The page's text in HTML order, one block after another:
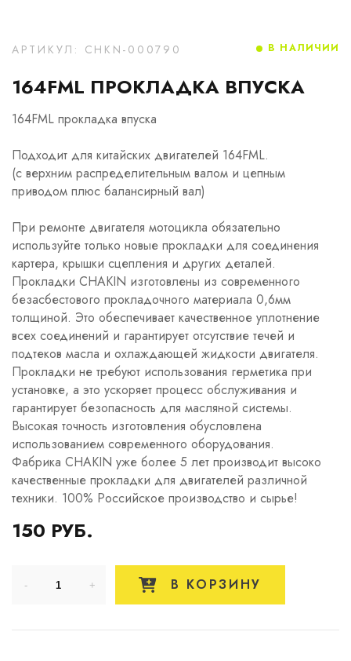
АРТИКУЛ: CHKN-000790
164FML ПРОКЛАДКА ВПУСКА
164FML прокладка впуска
Подходит для китайских двигателей 164FML.
(с верхним распределительным валом и цепным
приводом плюс балансирный вал)
При ремонте двигателя мотоцикла обязательно
используйте только новые прокладки для соединения
картера, крышки сцепления и других деталей.
Прокладки CHAKIN изготовлены из современного
безасбестового прокладочного материала 0,6мм
толщиной. Это обеспечивает качественное уплотнение
всех соединений и гарантирует отсутствие течей и
подтеков масла и охлаждающей жидкости двигателя.
Прокладки не требуют использования герметика при
установке, а это ускоряет процесс обслуживания и
гарантирует безопасность для масляной системы.
Высокая точность изготовления обусловлена
использованием современного оборудования.
Фабрика CHAKIN уже более 5 лет производит высоко
качественные прокладки для двигателей различной
техники. 100% Российское производство и сырье!
150 РУБ.
В НАЛИЧИИ
В КОРЗИНУ